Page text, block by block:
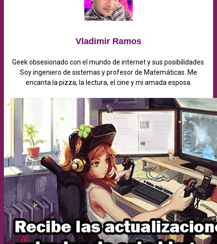
Vladimir Ramos
Geek obsesionado con el mundo de internet y sus posibilidades.
Soy ingeniero de sistemas y profesor de Matemáticas. Me
encanta la pizza, la lectura, el cine y mi amada esposa.